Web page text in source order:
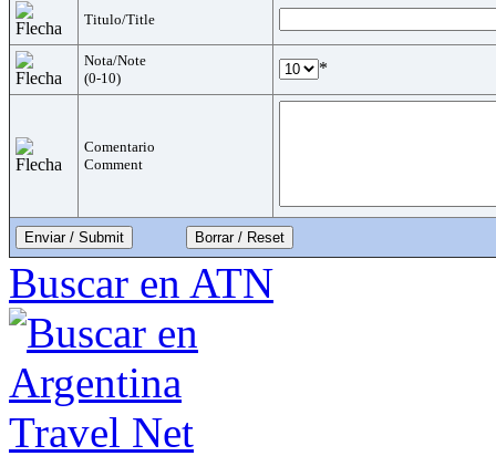
Titulo/Title
Nota/Note
(0-10)
*
Comentario
Comment
Enviar / Submit
Buscar en ATN